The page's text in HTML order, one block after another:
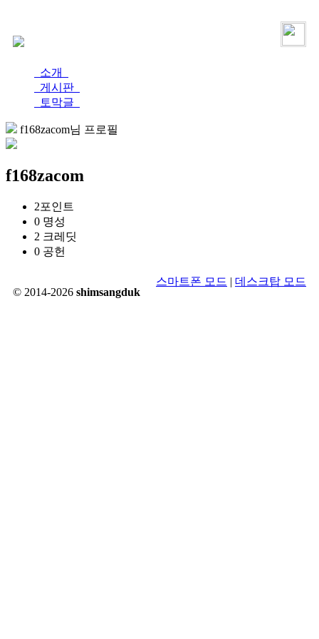
소개
게시판
토막글
f168zacom님 프로필
f168zacom
2포인트
0 명성
2 크레딧
0 공헌
© 2014-2026 shimsangduk
스마트폰 모드 | 데스크탑 모드